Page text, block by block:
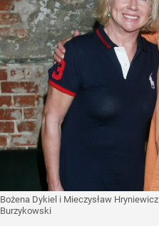
Bożena Dykiel i Mieczysław Hryniewicz
Burzykowski